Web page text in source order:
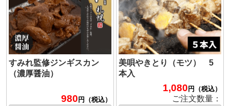
すみれ監修ジンギスカン
（濃厚醤油）
980 円（税込）
美唄やきとり（モツ） 5
本入
1,080 円（税込）
ご注文数量：